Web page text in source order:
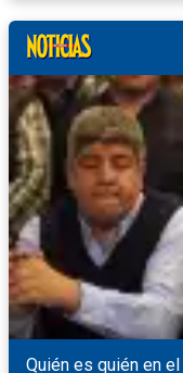
Quién es quién en